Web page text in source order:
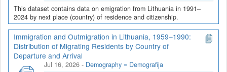
This dataset contains data on emigration from Lithuania in 1991–
2024 by next place (country) of residence and citizenship.
Immigration and Outmigration in Lithuania, 1959–1990:
Distribution of Migrating Residents by Country of
Departure and Arrival
Jul 16, 2026 - Demography = Demografija